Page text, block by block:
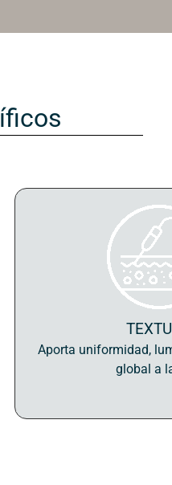
Aporta uniformidad,
global a